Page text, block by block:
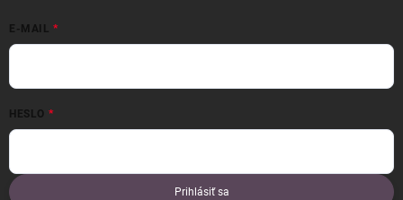
E-MAIL
HESLO
Prihlásiť sa